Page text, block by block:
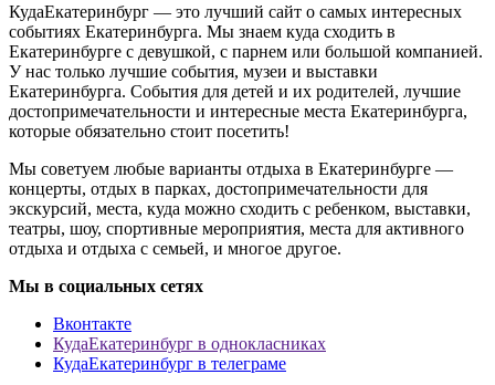
КудаЕкатеринбург — это лучший сайт о самых интересных
событиях Екатеринбурга. Мы знаем куда сходить в
Екатеринбурге с девушкой, с парнем или большой компанией.
У нас только лучшие события, музеи и выставки
Екатеринбурга. События для детей и их родителей, лучшие
достопримечательности и интересные места Екатеринбурга,
которые обязательно стоит посетить!
Мы советуем любые варианты отдыха в Екатеринбурге —
концерты, отдых в парках, достопримечательности для
экскурсий, места, куда можно сходить с ребенком, выставки,
театры, шоу, спортивные мероприятия, места для активного
отдыха и отдыха с семьей, и многое другое.
Мы в социальных сетях
Вконтакте
КудаЕкатеринбург в однокласниках
КудаЕкатеринбург в телеграме